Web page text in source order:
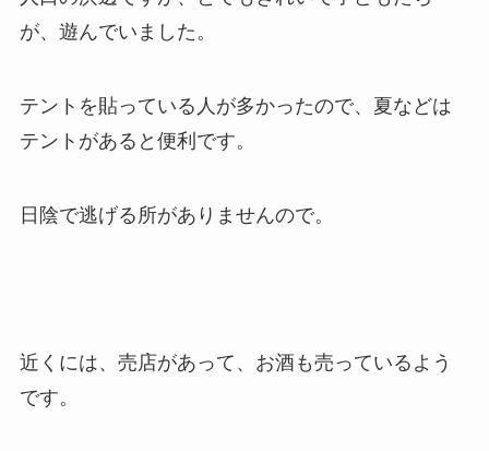
が、遊んでいました。
テントを貼っている人が多かったので、夏などは
テントがあると便利です。
日陰で逃げる所がありませんので。
近くには、売店があって、お酒も売っているよう
です。